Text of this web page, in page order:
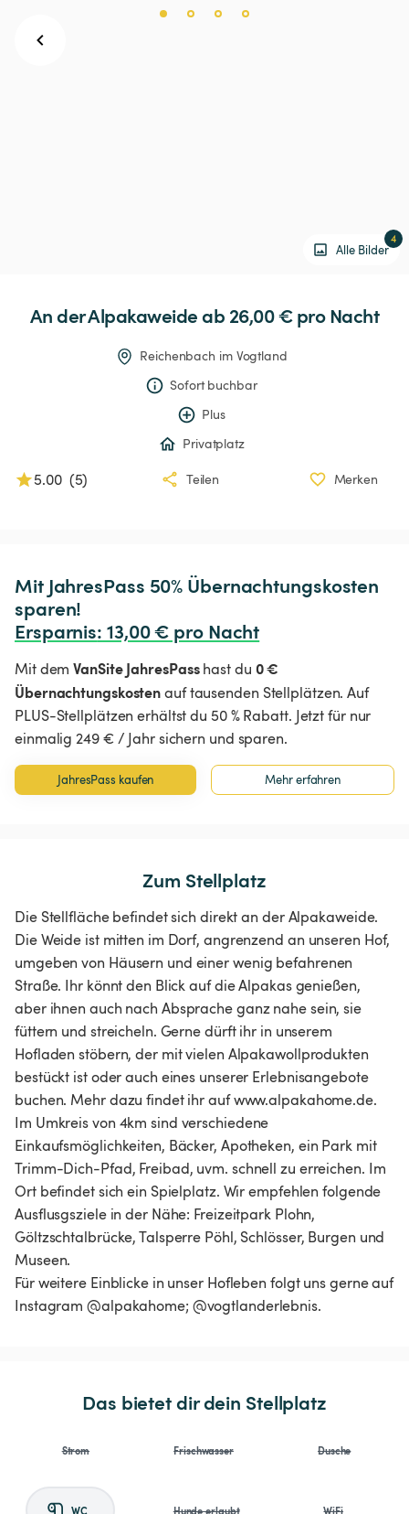
Alle Bilder
4
AnderAlpakaweide ab 26,00 € pro Nacht
Reichenbach im Vogtland
Sofort buchbar
Plus
Privatplatz
5.00 (5) Teilen Merken
Mit JahresPass 50% Übernachtungskosten
Ersparnis: 13,00 € pro Nacht
Mit demVanSite JahresPasshast du 0 €
Übernachtungskostenauf tausenden Stellplätzen. Auf
PLUS-Stellplätzen erhältst du 50 % Rabatt. Jetzt für nur
einmalig 249 € / Jahr sichern und sparen.
JahresPass kaufen Mehr erfahren
Zum Stellplatz
Die Stellfläche befindet sich direkt an der Alpakaweide.
Die Weide ist mitten im Dorf, angrenzend an unseren Hof,
umgeben von Häusern und einer wenig befahrenen
Straße. Ihr könnt den Blick auf die Alpakas genießen,
aber ihnen auch nach Absprache ganz nahe sein, sie
füttern und streicheln. Gerne dürft ihr in unserem
Hofladen stöbern, der mit vielen Alpakawollprodukten
bestückt ist oder auch eines unserer Erlebnisangebote
buchen. Mehr dazu findet ihr auf www.alpakahome.de.
Im Umkreis von 4km sind verschiedene
Einkaufsmöglichkeiten, Bäcker, Apotheken, ein Park mit
Trimm-Dich-Pfad, Freibad, uvm. schnell zu erreichen. Im
Ort befindet sich ein Spielplatz. Wir empfehlen folgende
Ausflusgsziele in der Nähe: Freizeitpark Plohn,
Göltzschtalbrücke, Talsperre Pöhl, Schlösser, Burgen und
Museen.
Für weitere Einblicke in unser Hofleben folgt uns gerne auf
Instagram @alpakahome; @vogtlanderlebnis.
Das bietet dir dein Stellplatz
Strom Frischwasser Dusche
WC Hunde erlaubt WiFi